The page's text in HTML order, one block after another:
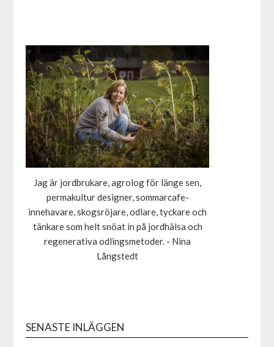
Jag är jordbrukare, agrolog för länge sen,
permakultur designer, sommarcafe-
innehavare, skogsröjare, odlare, tyckare och
tänkare som helt snöat in på jordhälsa och
regenerativa odlingsmetoder. - Nina
Långstedt
SENASTE INLÄGGEN